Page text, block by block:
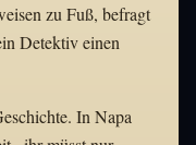
zu Fuß, befragt
Detektiv einen
In Napa